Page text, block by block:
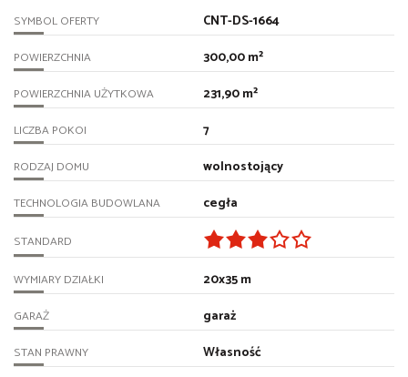
SYMBOL OFERTY CNT-DS-1664
POWIERZCHNIA 300,00 m²
POWIERZCHNIA UŻYTKOWA 231,90 m²
LICZBA POKOI 7
RODZAJ DOMU wolnostojący
TECHNOLOGIA BUDOWLANA cegła
STANDARD
WYMIARY DZIAŁKI 20x35 m
GARAŻ garaż
STAN PRAWNY Własność